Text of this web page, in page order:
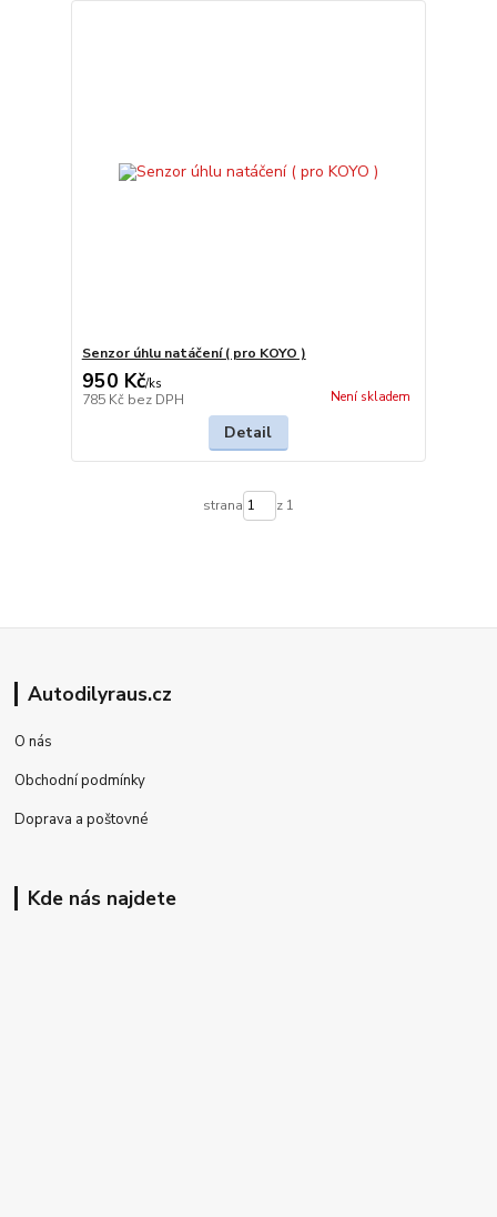
Senzor úhlu natáčení ( pro KOYO )
950 Kč/ks
785 Kč bez DPH Není skladem
Detail
strana z 1
Autodilyraus.cz
O nás
Obchodní podmínky
Doprava a poštovné
Kde nás najdete